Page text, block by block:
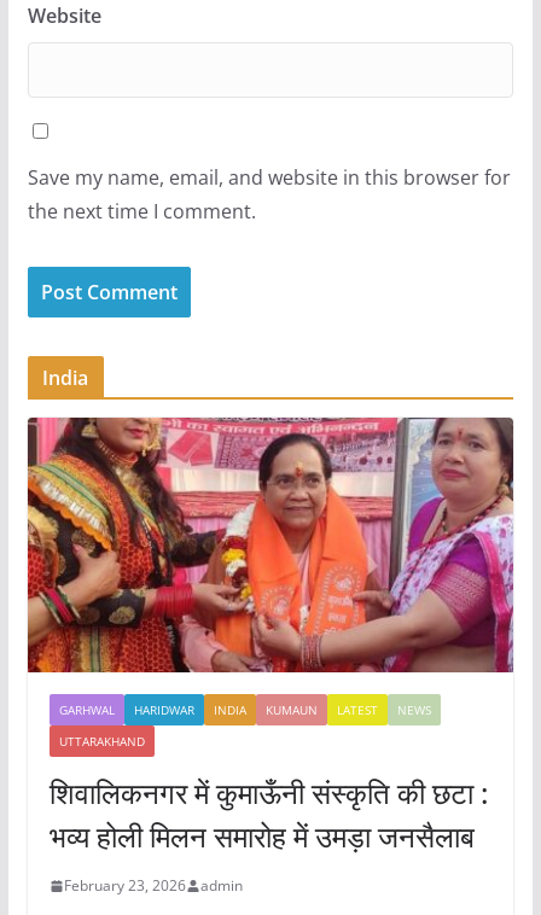
Website
Save my name, email, and website in this browser for
the next time I comment.
India
GARHWAL HARIDWAR INDIA KUMAUN LATEST
NEWS
UTTARAKHAND
शिवालिकनगर में कुमाऊँनी संस्कृति की छटा :
भव्य होली मिलन समारोह में उमड़ा जनसैलाब
February 23, 2026 admin